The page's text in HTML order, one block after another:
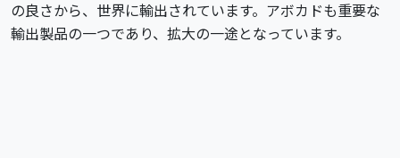
の良さから、世界に輸出されています。アボカドも重要な
輸出製品の一つであり、拡大の一途となっています。